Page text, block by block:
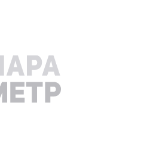
ФУРНИТУРА
ПРОФИЛЬ АЛЮМИНИЕВЫЙ